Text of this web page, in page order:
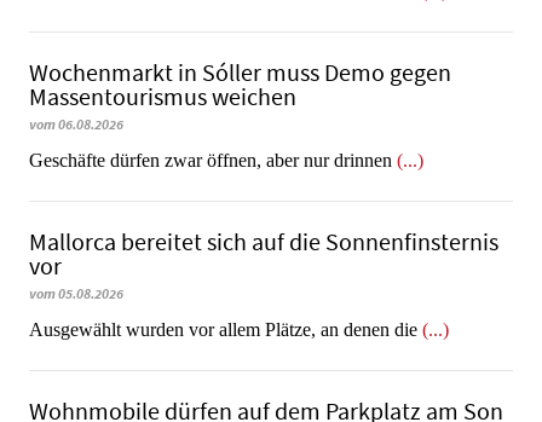
Wochenmarkt in Sóller muss Demo gegen
Massentourismus weichen
vom 06.08.2026
Geschäfte dürfen zwar öffnen, aber nur drinnen (...)
Mallorca bereitet sich auf die Sonnenfinsternis
vor
vom 05.08.2026
Ausgewählt wurden vor allem Plätze, an denen die (...)
Wohnmobile dürfen auf dem Parkplatz am Son